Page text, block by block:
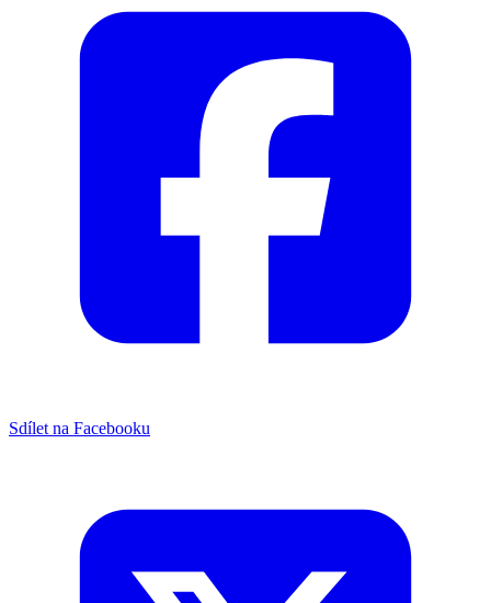
Sdílet na Facebooku